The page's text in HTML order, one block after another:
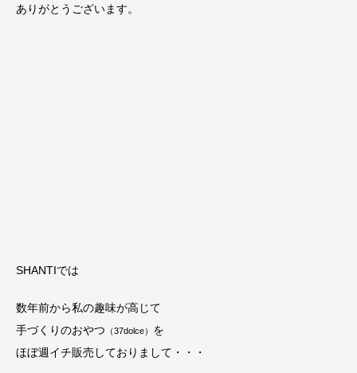
ありがとうございます。
SHANTIでは
数年前から私の趣味が高じて
手づくりのおやつ （37dolce） を
ほぼ週イチ販売しておりまして・・・